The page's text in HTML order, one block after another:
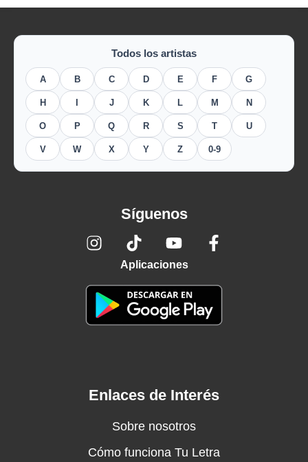
Todos los artistas
A B C D E F G
H J K L M N
O P Q R S T U
V W X Y Z 0-9
Síguenos
Aplicaciones
Enlaces de Interés
Sobre nosotros
Cómo funciona Tu Letra